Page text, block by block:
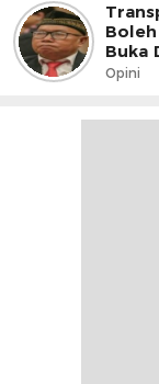
Buka
Opini